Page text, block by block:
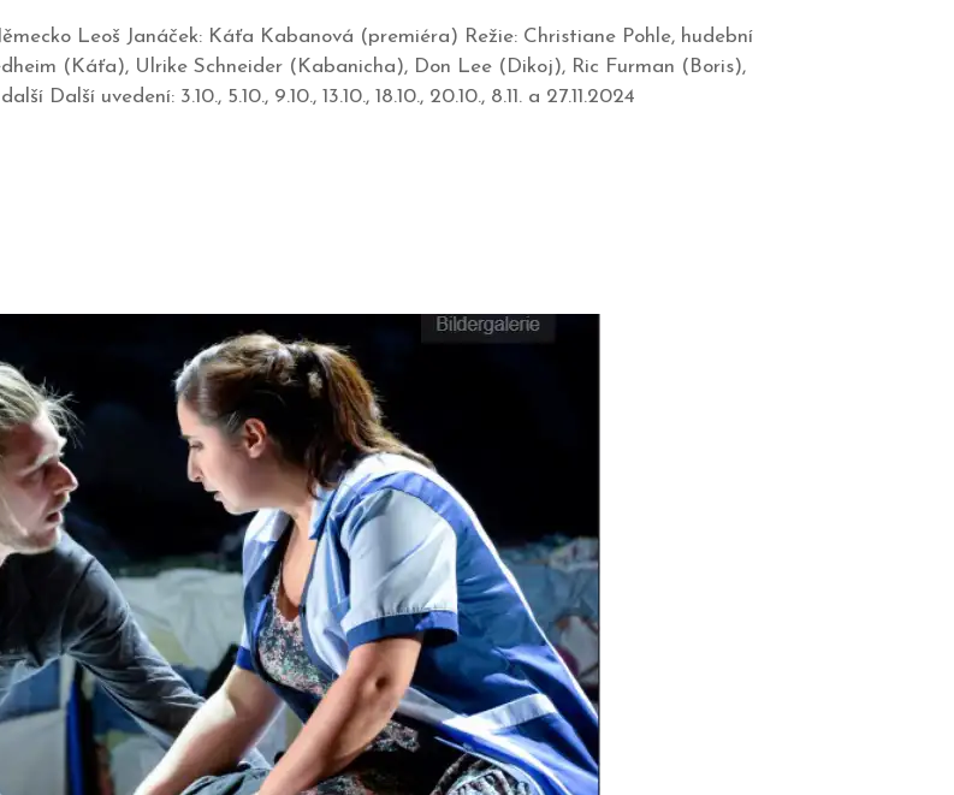
Leoš Janáček: Káťa Kabanová (premiéra) Režie: Christiane Pohle, hudební
(Káťa), Ulrike Schneider (Kabanicha), Don Lee (Dikoj), Ric Furman (Boris),
uvedení: 3.10., 5.10., 9.10., 13.10., 18.10., 20.10., 8.11. a 27.11.2024